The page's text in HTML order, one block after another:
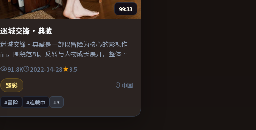
99:33
迷城交锋·典藏
迷城交锋·典藏是一部以冒险为核心的影视作
品，围绕危机、反转与人物成长展开，整体节
奏紧凑，值得推荐观看。
91.8K 2022-04-28
9.5
臻彩
中国
#冒险 #连载中 +3